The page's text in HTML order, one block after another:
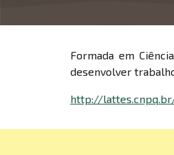
Formada em
desenvolver
http://